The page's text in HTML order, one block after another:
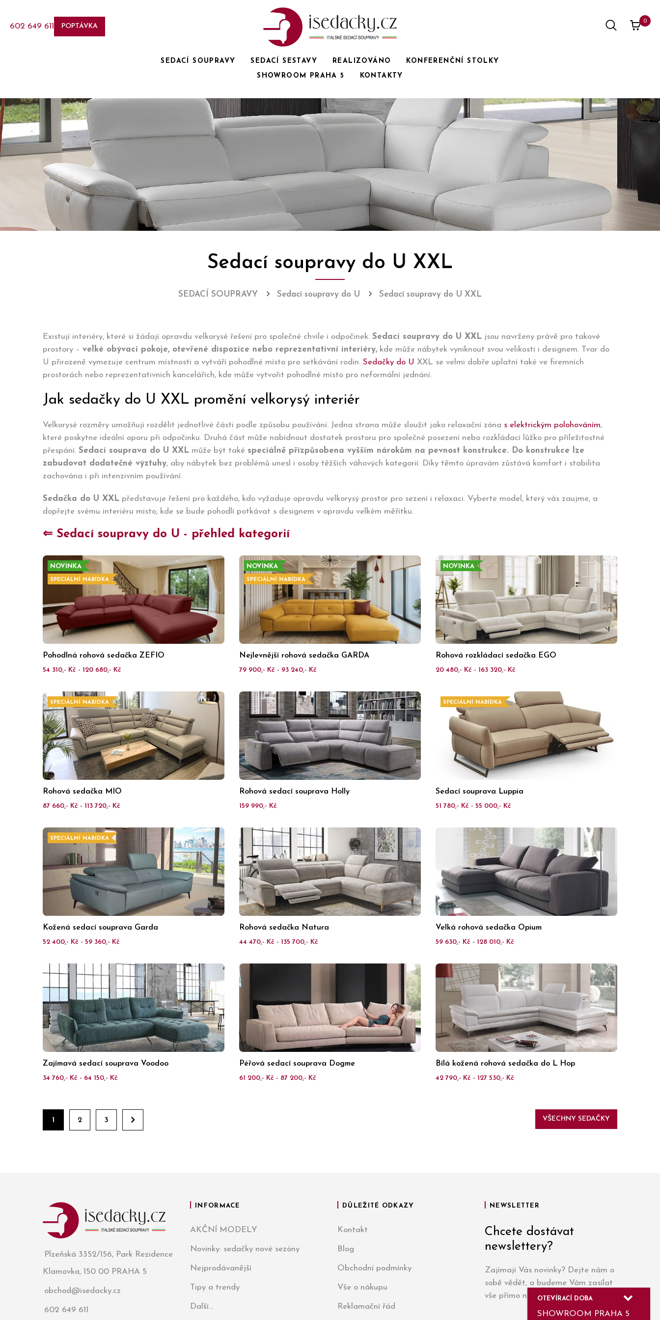
602 649 611 POPTÁVKA
SEDACÍ SOUPRAVY SEDACÍ SESTAVY REALIZOVÁNO
KONFERENČNÍ STOLKY
SHOWROOM PRAHA 5
KONTAKTY
0
Sedací soupravy do U XXL
SEDACÍ SOUPRAVY Sedací soupravy do U Sedací soupravy do U XXL
Existují interiéry, které si žádají opravdu velkorysé řešení pro společné chvíle i odpočinek. Sedací soupravy do U XXL jsou navrženy právě pro takové
prostory – velké obývací pokoje, otevřené dispozice nebo reprezentativní interiéry, kde může nábytek vyniknout svou velikostí i designem. Tvar do
U přirozeně vymezuje centrum místnosti a vytváří pohodlné místo pro setkávání rodin. Sedačky do U XXL se velmi dobře uplatní také ve firemních
prostorách nebo reprezentativních kancelářích, kde může vytvořit pohodlné místo pro neformální jednání.
Jak sedačky do U XXL promění velkorysý interiér
Velkorysé rozměry umožňují rozdělit jednotlivé části podle způsobu používání. Jedna strana může sloužit jako relaxační zóna s elektrickým polohováním,
které poskytne ideální oporu při odpočinku. Druhá část může nabídnout dostatek prostoru pro společné posezení nebo rozkládací lůžko pro příležitostné
přespání. Sedací souprava do U XXL může být také speciálně přizpůsobena vyšším nárokům na pevnost konstrukce. Do konstrukce lze
zabudovat dodatečné výztuhy, aby nábytek bez problémů unesl i osoby těžších váhových kategorií. Díky těmto úpravám zůstává komfort i stabilita
zachována i při intenzivním používání.
Sedačka do U XXL představuje řešení pro každého, kdo vyžaduje opravdu velkorysý prostor pro sezení i relaxaci. Vyberte model, který vás zaujme, a
dopřejte svému interiéru místo, kde se bude pohodlí potkávat s designem v opravdu velkém měřítku.
⇐ Sedací soupravy do U - přehled kategorií
NOVINKA
SPECIÁLNÍ NABÍDKA
Pohodlná rohová sedačka ZEFIO
54 310,- Kč - 120 680,- Kč
NOVINKA
SPECIÁLNÍ NABÍDKA
Nejlevnější rohová sedačka GARDA
79 900,- Kč - 93 240,- Kč
NOVINKA
Rohová rozkládací sedačka EGO
20 480,- Kč - 163 320,- Kč
SPECIÁLNÍ NABÍDKA
Rohová sedačka MIO
87 660,- Kč - 113 720,- Kč
Rohová sedací souprava Holly
159 990,- Kč
SPECIÁLNÍ NABÍDKA
Sedací souprava Luppia
51 780,- Kč - 55 000,- Kč
SPECIÁLNÍ NABÍDKA
Kožená sedací souprava Garda
52 400,- Kč - 59 360,- Kč
Rohová sedačka Natura
44 470,- Kč - 135 700,- Kč
Velká rohová sedačka Opium
59 630,- Kč - 128 010,- Kč
Zajímavá sedací souprava Voodoo
34 760,- Kč - 64 150,- Kč
Péřová sedací souprava Dogme
61 200,- Kč - 87 200,- Kč
Bílá kožená rohová sedačka do L Hop
42 790,- Kč - 127 530,- Kč
1 2 3 VŠECHNY SEDAČKY
Plzeňská 3352/156, Park Rezidence
Klamovka, 150 00 PRAHA 5
obchod@isedacky.cz
602 649 611
INFORMACE
AKČNÍ MODELY
Novinky: sedačky nové sezóny
Nejprodávanější
Tipy a trendy
Další...
DŮLEŽITÉ ODKAZY
Kontakt
Blog
Obchodní podmínky
Vše o nákupu
Reklamační řád
NEWSLETTER
Chcete dostávat
newslettery?
Zajímají Vás novinky? Dejte nám o
sobě vědět, a budeme Vám zasílat
vše přímo na e-mail.OTEVÍRACÍ DOBA
SHOWROOM PRAHA 5